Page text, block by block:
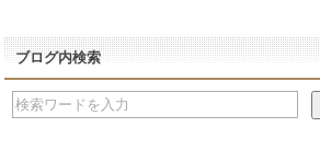
ブログ内検索